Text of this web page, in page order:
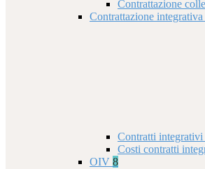
Contrattazione
Contrattazione integrativa
Contratti integrativi
Costi contratti
OIV 8